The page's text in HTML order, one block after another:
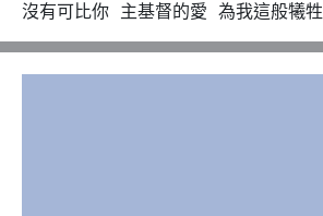
沒有可比你  主基督的愛  為我這般犧牲